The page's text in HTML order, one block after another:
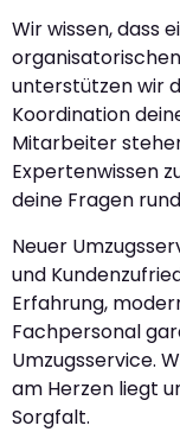
Wir wissen, dass
unterstützen wir
Koordination
Mitarbeiter
Expertenwissen
deine Fragen
Neuer
und
Erfahrung,
Fachpersonal
Umzugsservice.
am Herzen liegt
Sorgfalt.